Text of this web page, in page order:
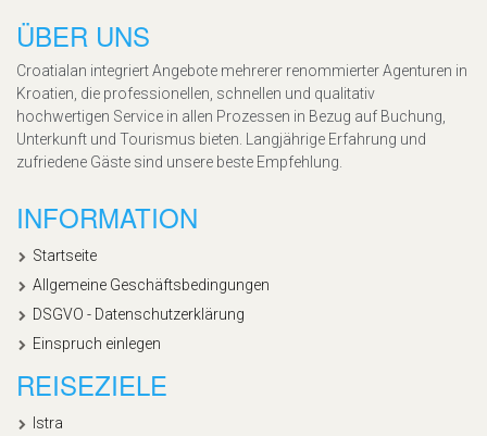
ÜBER UNS
Croatialan integriert Angebote mehrerer renommierter Agenturen in
Kroatien, die professionellen, schnellen und qualitativ
hochwertigen Service in allen Prozessen in Bezug auf Buchung,
Unterkunft und Tourismus bieten. Langjährige Erfahrung und
zufriedene Gäste sind unsere beste Empfehlung.
INFORMATION
Startseite
Allgemeine Geschäftsbedingungen
DSGVO - Datenschutzerklärung
Einspruch einlegen
REISEZIELE
Istra